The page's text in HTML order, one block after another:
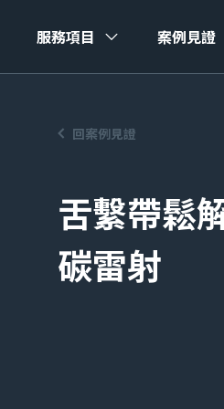
服務項目 案例見證
回案例見證
舌繫帶鬆
碳雷射